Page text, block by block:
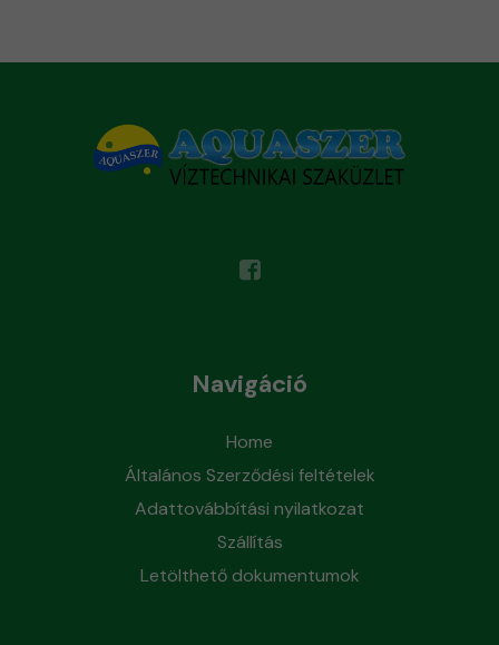
Navigáció
Home
Általános Szerződési feltételek
Adattovábbítási nyilatkozat
Szállítás
Letölthető dokumentumok